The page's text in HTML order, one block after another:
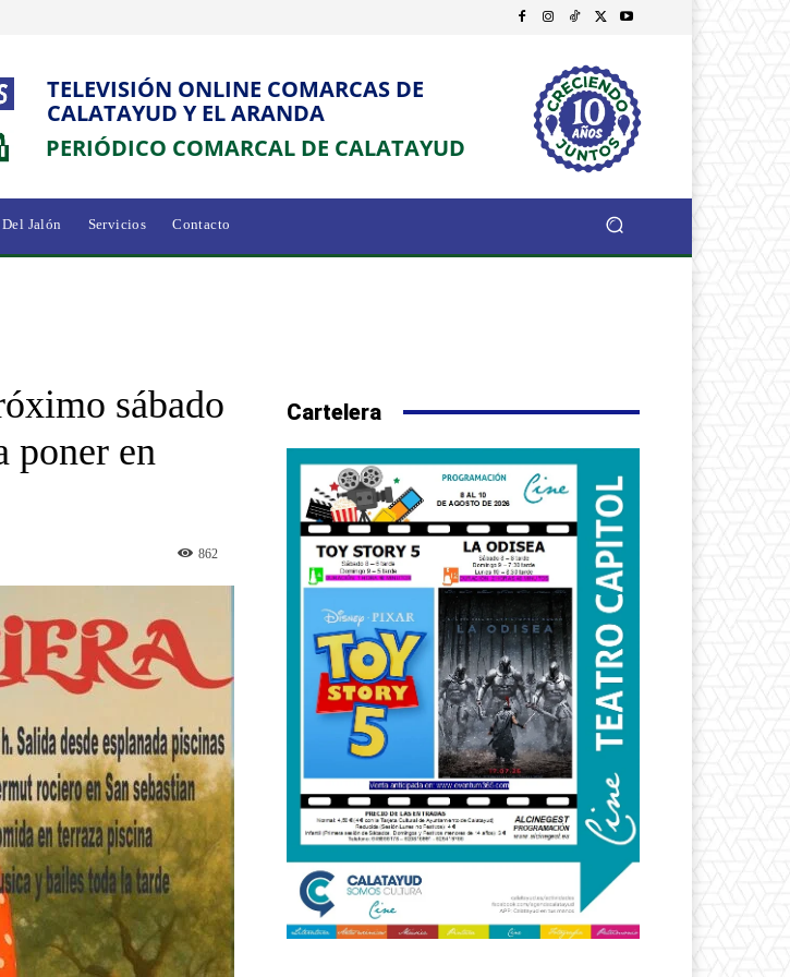
TELEVISIÓN ONLINE COMARCAS DE
CALATAYUD Y EL ARANDA
PERIÓDICO COMARCAL DE CALATAYUD
Jalón Servicios Contacto
sábado
poner en
862
Cartelera